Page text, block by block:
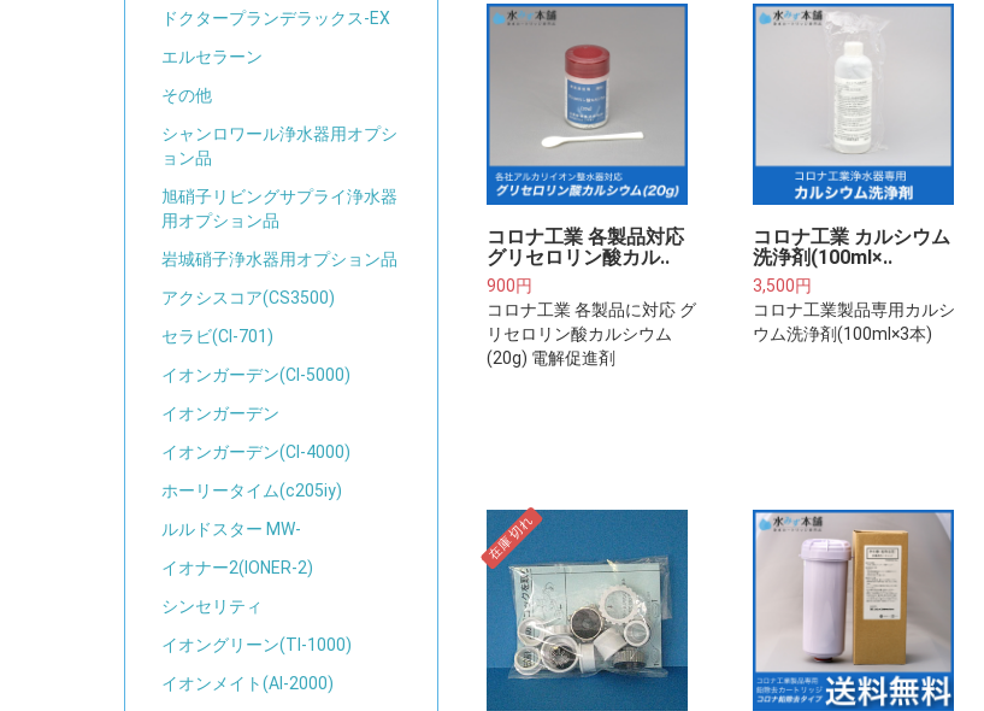
コロナ工業 各製品対応
グリセロリン酸カル..
900円
コロナ工業 各製品に対応 グ
リセロリン酸カルシウム
(20g) 電解促進剤
コロナ工業 カルシウム
洗浄剤(100ml×..
3,500円
コロナ工業製品専用カルシ
ウム洗浄剤(100ml×3本)
在庫切れ
ドクタープランデラックス-EX
エルセラーン
その他
シャンロワール浄水器用オプシ
ョン品
旭硝子リビングサプライ浄水器
用オプション品
岩城硝子浄水器用オプション品
アクシスコア(CS3500)
セラビ(CI-701)
イオンガーデン(CI-5000)
イオンガーデン
イオンガーデン(CI-4000)
ホーリータイム(c205iy)
ルルドスター MW-
イオナー2(IONER-2)
シンセリティ
イオングリーン(TI-1000)
イオンメイト(AI-2000)